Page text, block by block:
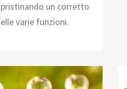
un corretto
varie funzioni.